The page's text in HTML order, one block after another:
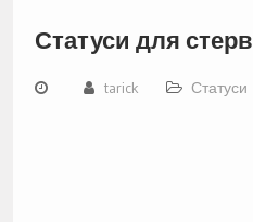
Статуси для стерв
tarick Статуси